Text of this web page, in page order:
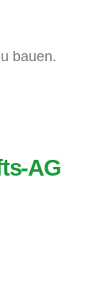
bauen.
AG